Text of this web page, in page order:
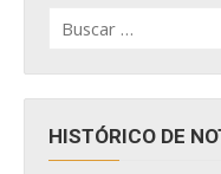
por:
HISTÓRICO DE